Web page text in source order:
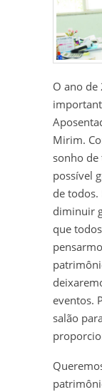
O ano
Mirim.
sonho de
possível
de
diminuir
que
eventos.
salão